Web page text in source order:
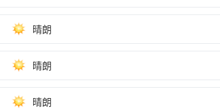
晴朗
晴朗
晴朗